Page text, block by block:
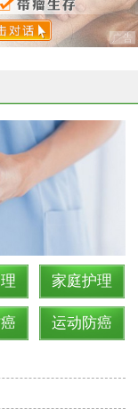
家庭护理
运动防癌